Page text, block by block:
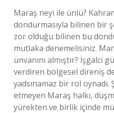
Maraş neyi ile ünlü?
dondurmasıyla bilinen bir
zor olduğu bilinen bu
mutlaka denemelisiniz.
ünvanını almıştır? İşgalci
verdiren bölgesel direniş de
yadsınamaz bir rol
etmeyen Maraş halkı,
yürekten ve birlik içinde